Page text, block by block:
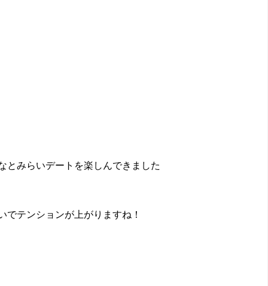
とみらいデートを楽しんできました
テンションが上がりますね！